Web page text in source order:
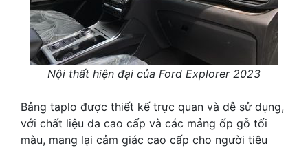
Nội thất hiện đại của Ford Explorer 2023
Bảng taplo được thiết kế trực quan và dễ sử dụng,
với chất liệu da cao cấp và các mảng ốp gỗ tối
màu, mang lại cảm giác cao cấp cho người tiêu